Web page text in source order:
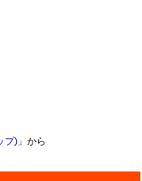
プ)」から